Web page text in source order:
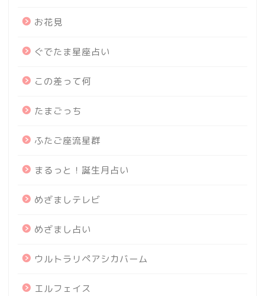
お花見
ぐでたま星座占い
この差って何
たまごっち
ふたご座流星群
まるっと！誕生月占い
めざましテレビ
めざまし占い
ウルトラリペアシカバーム
エルフェイス